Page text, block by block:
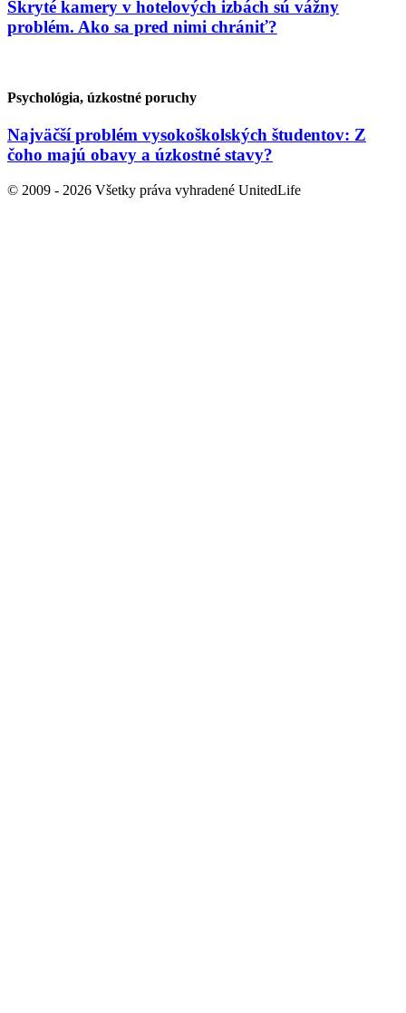
Skryté kamery v hotelových izbách sú vážny
problém. Ako sa pred nimi chrániť?
Psychológia, úzkostné poruchy
Najväčší problém vysokoškolských študentov: Z
čoho majú obavy a úzkostné stavy?
© 2009 - 2026 Všetky práva vyhradené UnitedLife